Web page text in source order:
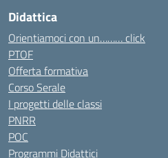
Didattica
Orientiamoci con un……… click
PTOF
Offerta formativa
Corso Serale
I progetti delle classi
PNRR
POC
Programmi Didattici